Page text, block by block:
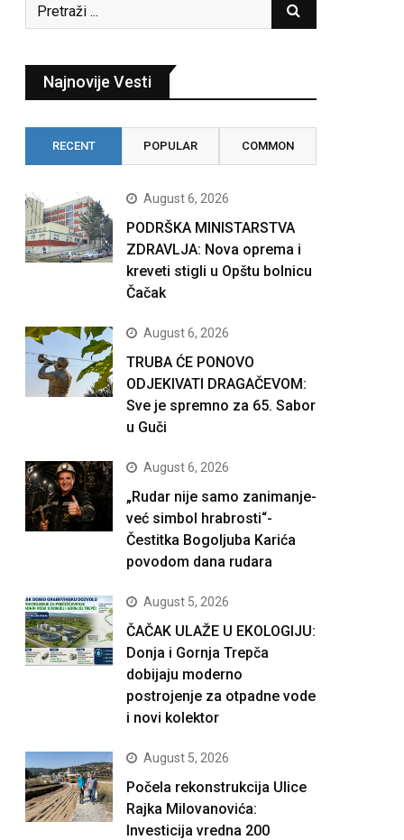
Najnovije Vesti
RECENT POPULAR COMMON
August 6, 2026
PODRŠKA MINISTARSTVA
ZDRAVLJA: Nova oprema i
kreveti stigli u Opštu bolnicu
Čačak
August 6, 2026
TRUBA ĆE PONOVO
ODJEKIVATI DRAGAČEVOM:
Sve je spremno za 65. Sabor
u Guči
August 6, 2026
„Rudar nije samo zanimanje-
već simbol hrabrosti“-
Čestitka Bogoljuba Karića
povodom dana rudara
August 5, 2026
ČAČAK ULAŽE U EKOLOGIJU:
Donja i Gornja Trepča
dobijaju moderno
postrojenje za otpadne vode
i novi kolektor
August 5, 2026
Počela rekonstrukcija Ulice
Rajka Milovanovića:
Investicija vredna 200